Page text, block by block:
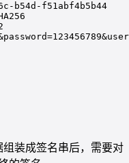
b54d-f51abf4b5b44
装成签名串后，需要对